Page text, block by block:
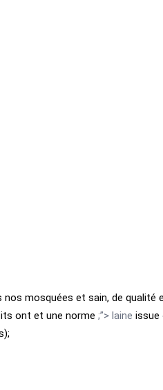
nos mosquées et sain, de qualité
ont et une norme ;”> laine issue